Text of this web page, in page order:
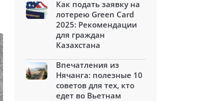
Как подать заявку на
лотерею Green Card
2025: Рекомендации
для граждан
Казахстана
Впечатления из
Нячанга: полезные 10
советов для тех, кто
едет во Вьетнам